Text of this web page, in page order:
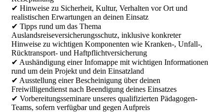
✔ Hinweise zu Sicherheit, Kultur, Verhalten vor Ort und
realistischen Erwartungen an deinen Einsatz
✔ Tipps rund um das Thema
Auslandsreiseversicherungsschutz, inklusive konkreter
Hinweise zu wichtigen Komponenten wie Kranken-, Unfall-,
Rücktransport- und Haftpflichtversicherung
✔ Aushändigung einer Infomappe mit wichtigen Informationen
rund um dein Projekt und dein Einsatzland
✔ Ausstellung einer Bescheinigung über deinen
Freiwilligendienst nach Beendigung deines Einsatzes
✔ Vorbereitungsseminare unseres qualifizierten Pädagogen-
Teams, sofern verfügbar und gegen Aufpreis